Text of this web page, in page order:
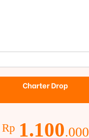
Charter Drop
Rp 1.100.000